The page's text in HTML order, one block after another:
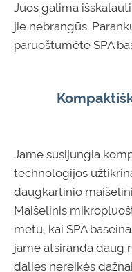
Juos galima
jie nebrangūs.
paruoštumėte SPA
Jame susijungia
technologijos
daugkartinio
Maišelinis
metu, kai SPA
jame atsiranda daug
dalies nereikės